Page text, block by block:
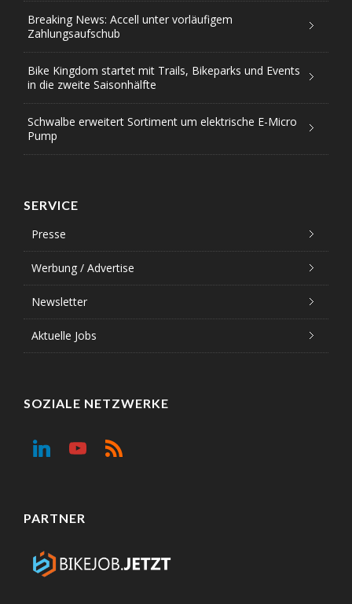
Breaking News: Accell unter vorläufigem
Zahlungsaufschub
Bike Kingdom startet mit Trails, Bikeparks und Events
in die zweite Saisonhälfte
Schwalbe erweitert Sortiment um elektrische E-Micro
Pump
SERVICE
Presse
Werbung / Advertise
Newsletter
Aktuelle Jobs
SOZIALE NETZWERKE
PARTNER